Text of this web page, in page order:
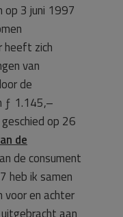
3 juni 1997
heeft zich
van
de
ƒ 1.145,–
op 26
de
de consument
heb ik samen
voor en achter
aan